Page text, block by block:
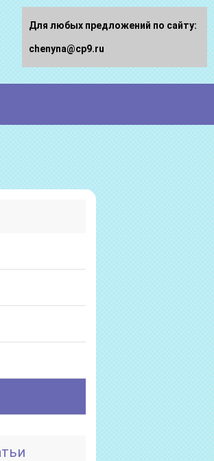
Для любых предложений по сайту:
chenyna@cp9.ru